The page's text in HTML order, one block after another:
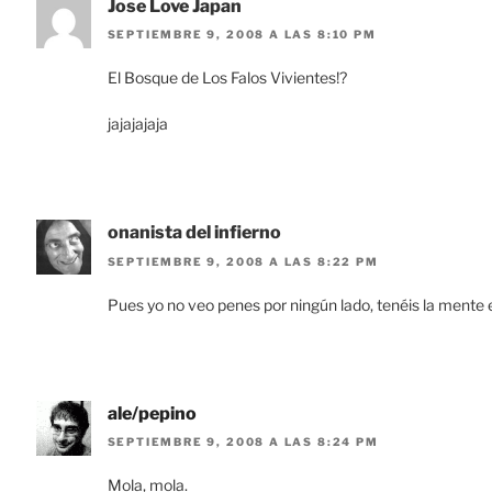
Jose Love Japan
SEPTIEMBRE 9, 2008 A LAS 8:10 PM
El Bosque de Los Falos Vivientes!?
jajajajaja
onanista del infierno
SEPTIEMBRE 9, 2008 A LAS 8:22 PM
Pues yo no veo penes por ningún lado, tenéis la mente
ale/pepino
SEPTIEMBRE 9, 2008 A LAS 8:24 PM
Mola, mola.